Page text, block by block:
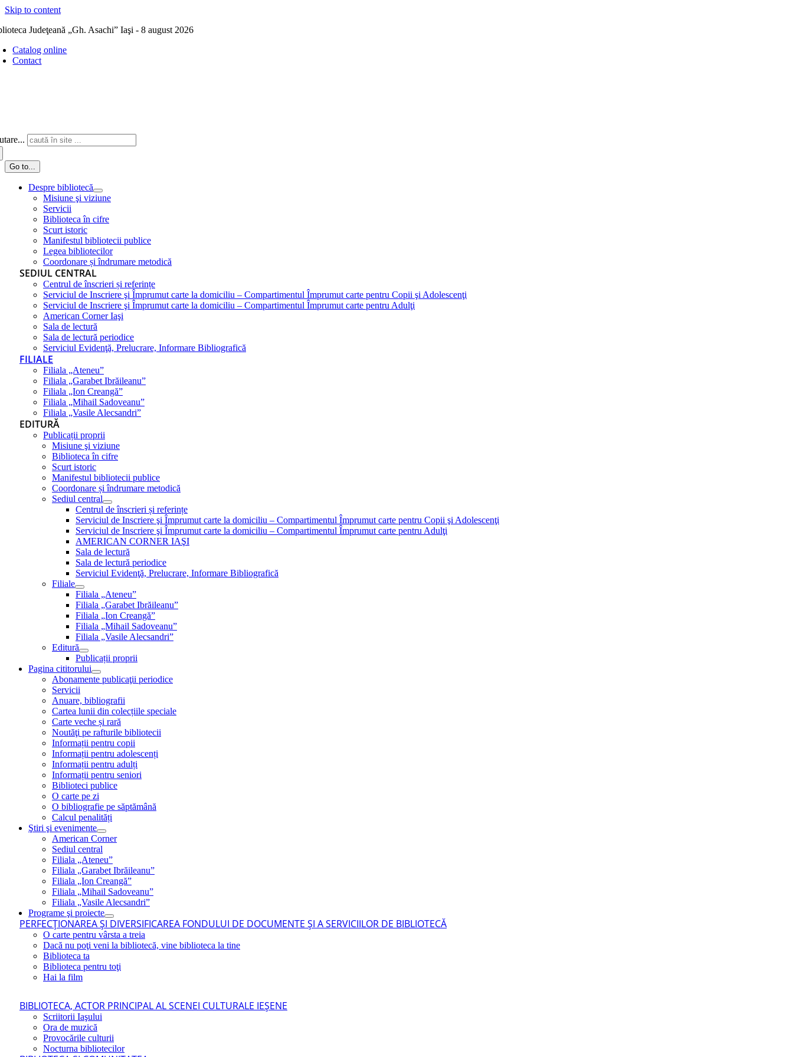
Skip to content
Judeţeană „Gh. Asachi” Iaşi - 8 august 2026
Catalog online
Contact
Go to...
Despre bibliotecă
Misiune şi viziune
Servicii
Biblioteca în cifre
Scurt istoric
Manifestul bibliotecii publice
Legea bibliotecilor
Coordonare și îndrumare metodică
SEDIUL CENTRAL
Centrul de înscrieri și referințe
Serviciul de Inscriere şi Împrumut carte la domiciliu – Compartimentul Împrumut carte pentru Copii şi Adolescenţi
Serviciul de Inscriere şi Împrumut carte la domiciliu – Compartimentul Împrumut carte pentru Adulţi
American Corner Iaşi
Sala de lectură
Sala de lectură periodice
Serviciul Evidenţă, Prelucrare, Informare Bibliografică
FILIALE
Filiala „Ateneu”
Filiala „Garabet Ibrăileanu”
Filiala „Ion Creangă”
Filiala „Mihail Sadoveanu”
Filiala „Vasile Alecsandri”
EDITURĂ
Publicații proprii
Misiune şi viziune
Biblioteca în cifre
Scurt istoric
Manifestul bibliotecii publice
Coordonare și îndrumare metodică
Sediul central
Centrul de înscrieri și referințe
Serviciul de Inscriere şi Împrumut carte la domiciliu – Compartimentul Împrumut carte pentru Copii şi Adolescenţi
Serviciul de Inscriere şi Împrumut carte la domiciliu – Compartimentul Împrumut carte pentru Adulţi
AMERICAN CORNER IAŞI
Sala de lectură
Sala de lectură periodice
Serviciul Evidenţă, Prelucrare, Informare Bibliografică
Filiale
Filiala „Ateneu”
Filiala „Garabet Ibrăileanu”
Filiala „Ion Creangă”
Filiala „Mihail Sadoveanu”
Filiala „Vasile Alecsandri”
Editură
Publicații proprii
Pagina cititorului
Abonamente publicaţii periodice
Servicii
Anuare, bibliografii
Cartea lunii din colecțiile speciale
Carte veche și rară
Noutăţi pe rafturile bibliotecii
Informații pentru copii
Informații pentru adolescenți
Informații pentru adulți
Informații pentru seniori
Biblioteci publice
O carte pe zi
O bibliografie pe săptămână
Calcul penalități
Ştiri şi evenimente
American Corner
Sediul central
Filiala „Ateneu”
Filiala „Garabet Ibrăileanu”
Filiala „Ion Creangă”
Filiala „Mihail Sadoveanu”
Filiala „Vasile Alecsandri”
Programe şi proiecte
PERFECŢIONAREA ŞI DIVERSIFICAREA FONDULUI DE DOCUMENTE ŞI A SERVICIILOR DE BIBLIOTECĂ
O carte pentru vârsta a treia
Dacă nu poţi veni la bibliotecă, vine biblioteca la tine
Biblioteca ta
Biblioteca pentru toţi
Hai la film
BIBLIOTECA, ACTOR PRINCIPAL AL SCENEI CULTURALE IEŞENE
Scriitorii Iaşului
Ora de muzică
Provocările culturii
Nocturna bibliotecilor